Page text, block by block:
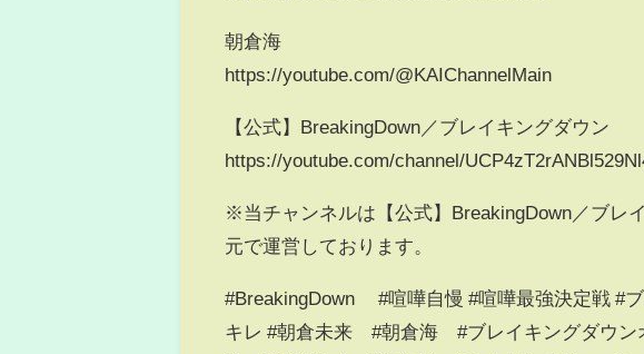
朝倉海
https://youtube.com/@KAIChannelMain
【公式】BreakingDown／ブレイキングダウン
https://youtube.com/channel/
※当チャンネルは【公式】BreakingDown／ブレ
元で運営しております。
#BreakingDown #喧嘩自慢 #喧嘩最強決定戦 #
キレ #朝倉未来 #朝倉海 #ブレイキングダウン